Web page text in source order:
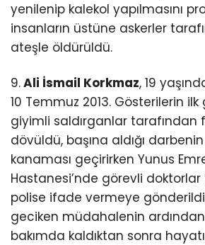
yenilenip kalekol yapılmasını
insanların üstüne askerler
ateşle öldürüldü.
9.Ali İsmail Korkmaz, 19
10 Temmuz 2013. Gösterilerin
giyimli saldırganlar tarafından
dövüldü, başına aldığı
kanaması geçirirken Yunus
Hastanesi’nde görevli
polise ifade vermeye
geciken müdahalenin
bakımda kaldıktan sonra